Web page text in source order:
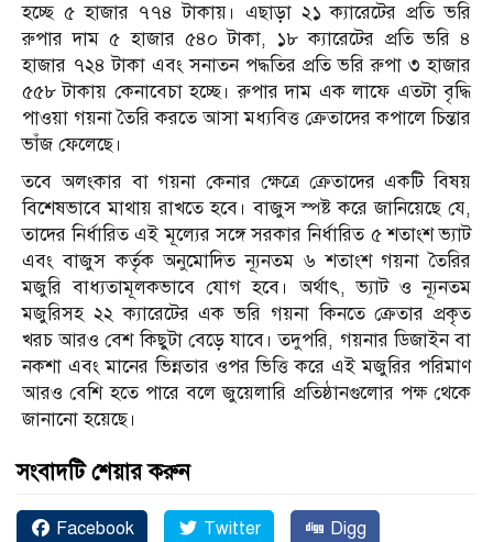
হচ্ছে ৫ হাজার ৭৭৪ টাকায়। এছাড়া ২১ ক্যারেটের প্রতি ভরি
রুপার দাম ৫ হাজার ৫৪০ টাকা, ১৮ ক্যারেটের প্রতি ভরি ৪
হাজার ৭২৪ টাকা এবং সনাতন পদ্ধতির প্রতি ভরি রুপা ৩ হাজার
৫৫৮ টাকায় কেনাবেচা হচ্ছে। রুপার দাম এক লাফে এতটা বৃদ্ধি
পাওয়া গয়না তৈরি করতে আসা মধ্যবিত্ত ক্রেতাদের কপালে চিন্তার
ভাঁজ ফেলেছে।
তবে অলংকার বা গয়না কেনার ক্ষেত্রে ক্রেতাদের একটি বিষয়
বিশেষভাবে মাথায় রাখতে হবে। বাজুস স্পষ্ট করে জানিয়েছে যে,
তাদের নির্ধারিত এই মূল্যের সঙ্গে সরকার নির্ধারিত ৫ শতাংশ ভ্যাট
এবং বাজুস কর্তৃক অনুমোদিত ন্যূনতম ৬ শতাংশ গয়না তৈরির
মজুরি বাধ্যতামূলকভাবে যোগ হবে। অর্থাৎ, ভ্যাট ও ন্যূনতম
মজুরিসহ ২২ ক্যারেটের এক ভরি গয়না কিনতে ক্রেতার প্রকৃত
খরচ আরও বেশ কিছুটা বেড়ে যাবে। তদুপরি, গয়নার ডিজাইন বা
নকশা এবং মানের ভিন্নতার ওপর ভিত্তি করে এই মজুরির পরিমাণ
আরও বেশি হতে পারে বলে জুয়েলারি প্রতিষ্ঠানগুলোর পক্ষ থেকে
জানানো হয়েছে।
সংবাদটি শেয়ার করুন
Facebook Twitter Digg